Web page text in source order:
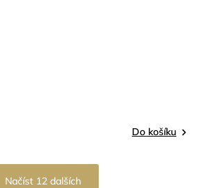
Do košíku
Načíst 12 dalších